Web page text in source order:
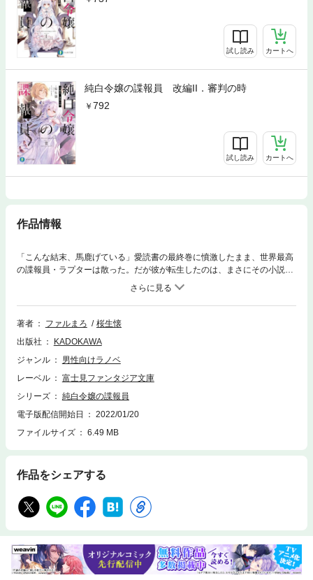
試し読み カートへ
純白令嬢の諜報員 改編II．審判の時
792
試し読み カートへ
作品情報
「こんな結末、馬鹿げている」愛読書の最終巻に憤激したまま、世界最高
の諜報員・ラプターは散った。だが彼が転生したのは、まさにその小説内
の世界。最愛の令嬢を救うため"最強の読者"は謀略を開始する！
著者 ファルまろ
桜生懐
出版社
KADOKAWA
ジャンル
男性向けラノベ
レーベル
富士見ファンタジア文庫
シリーズ
純白令嬢の諜報員
電子版配信開始日
2022/01/20
ファイルサイズ
6.49 MB
作品をシェアする